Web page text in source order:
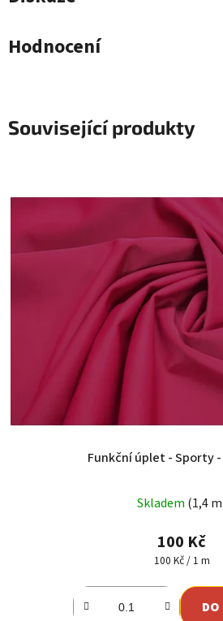
Hodnocení
Související produkty
Funkční úplet - Sporty
Skladem (1,4
100 Kč
Měrná
100 Kč / 1 m